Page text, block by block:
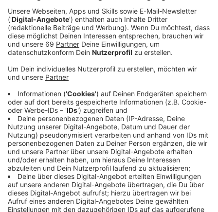
Anzeige
Das Foto zeigt eine Gila-Krustenechse - eines der
Tiere, die in den neuen Artenschutzcampus im
Allwetterzoo eingezogen ist.
Fokus im Artenschutzcampus auf eher
unscheinbaren Tieren
Anzeige
Am Mittwoch (18.10.) hat der Allwetterzoo in Münster
die Erweiterung des Artenschutzcampus vorgestellt.
Über 20 vom Aussterben bedrohte Tierarten erwarten